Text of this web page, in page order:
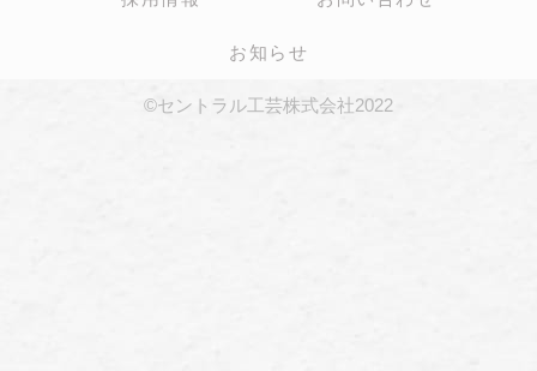
お知らせ
©セントラル工芸株式会社2022